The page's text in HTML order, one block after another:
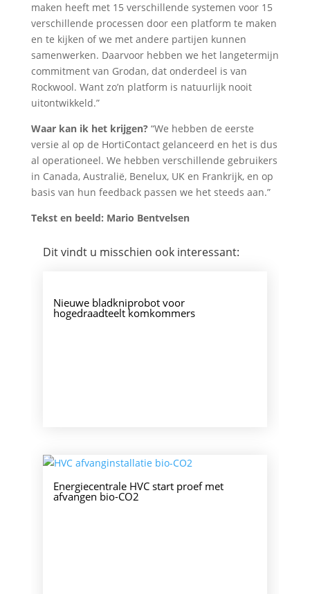
maken heeft met 15 verschillende systemen voor 15
verschillende processen door een platform te maken
en te kijken of we met andere partijen kunnen
samenwerken. Daarvoor hebben we het langetermijn
commitment van Grodan, dat onderdeel is van
Rockwool. Want zo’n platform is natuurlijk nooit
uitontwikkeld.”
Waar kan ik het krijgen?“We hebben de eerste
versie al op de HortiContact gelanceerd en het is dus
al operationeel. We hebben verschillende gebruikers
in Canada, Australië, Benelux, UK en Frankrijk, en op
basis van hun feedback passen we het steeds aan.”
Tekst en beeld: Mario Bentvelsen
Dit vindt u misschien ook interessant:
Nieuwe bladkniprobot voor
hogedraadteelt komkommers
Energiecentrale HVC start proef met
afvangen bio-CO2